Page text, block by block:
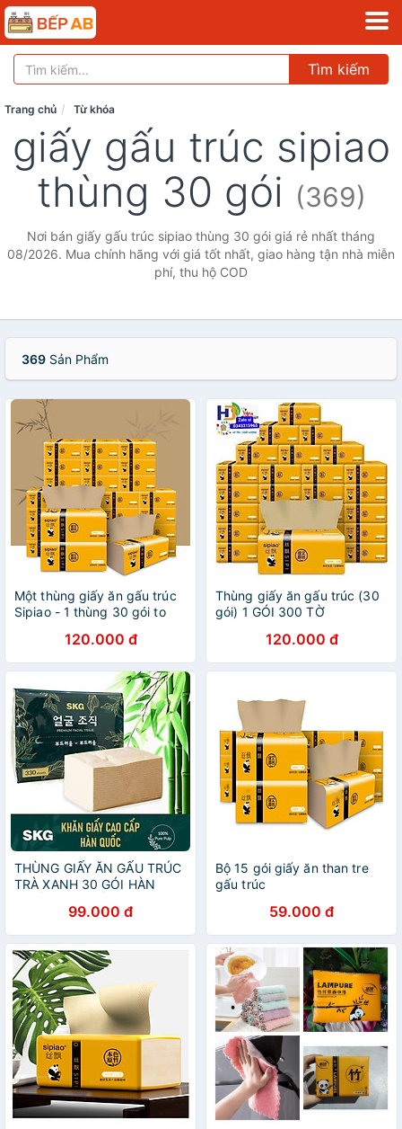
Tìm kiếm
Trang chủ Từ khóa
giấy gấu trúc sipiao
thùng 30 gói (369)
Nơi bán giấy gấu trúc sipiao thùng 30 gói giá rẻ nhất tháng
08/2026. Mua chính hãng với giá tốt nhất, giao hàng tận nhà miễn
phí, thu hộ COD
369 Sản Phẩm
Một thùng giấy ăn gấu trúc
Sipiao - 1 thùng 30 gói to
120.000 đ
Thùng giấy ăn gấu trúc (30
gói) 1 GÓI 300 TỜ
120.000 đ
THÙNG GIẤY ĂN GẤU TRÚC
TRÀ XANH 30 GÓI HÀN
99.000 đ
Bộ 15 gói giấy ăn than tre
gấu trúc
59.000 đ